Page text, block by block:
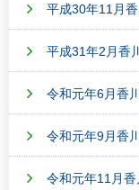
平成30年11月
平成31年2月香
令和元年6月香
令和元年9月香
令和元年11月